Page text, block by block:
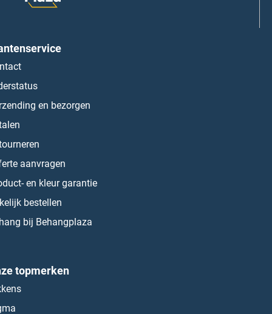
en bezorgen
aanvragen
en kleur garantie
bestellen
bij Behangplaza
topmerken